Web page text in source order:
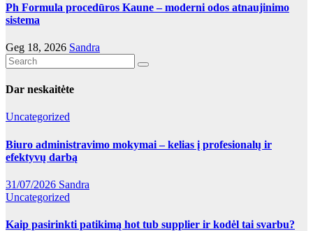
Ph Formula procedūros Kaune – moderni odos atnaujinimo
sistema
Geg 18, 2026 Sandra
Dar neskaitėte
Uncategorized
Biuro administravimo mokymai – kelias į profesionalų ir
efektyvų darbą
31/07/2026 Sandra
Uncategorized
Kaip pasirinkti patikimą hot tub supplier ir kodėl tai svarbu?